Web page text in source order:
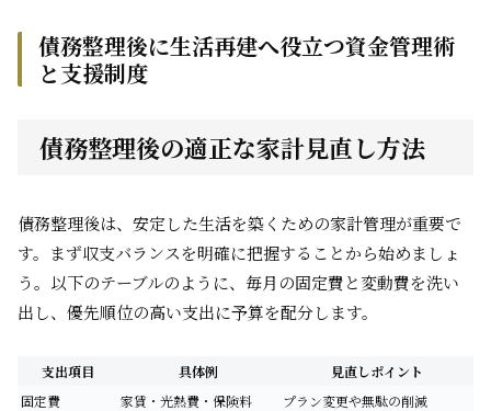
債務整理後に生活再建へ役立つ資金管理術
と支援制度
債務整理後の適正な家計見直し方法
債務整理後は、安定した生活を築くための家計管理が重要で
す。まず収支バランスを明確に把握することから始めましょ
う。以下のテーブルのように、毎月の固定費と変動費を洗い
出し、優先順位の高い支出に予算を配分します。
支出項目 具体例
見直しポイント
固定費
家賃・光熱費・保険料
プラン変更や無駄の削減